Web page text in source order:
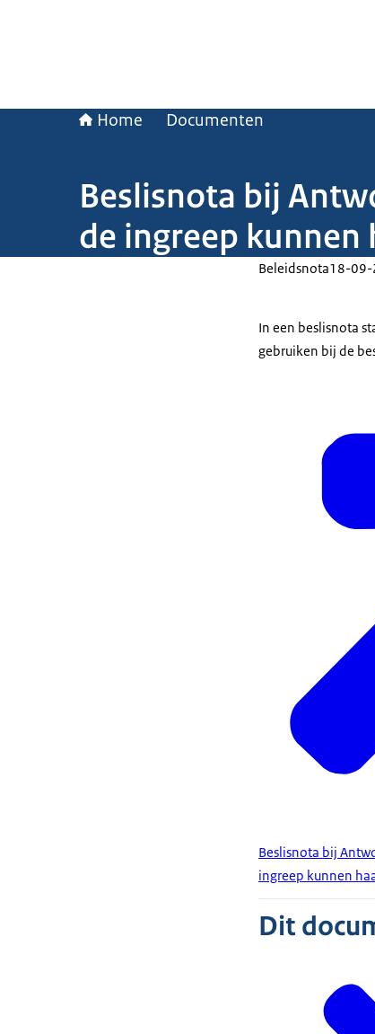
Home Documenten
Beslisnota bij
de ingreep kunnen
Beleidsnota18-
In een beslisnota
gebruiken bij de
Beslisnota bij
ingreep kunnen
Dit